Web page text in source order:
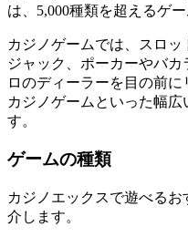
は、5,000種類を超えるゲ
カジノゲームでは、スロ
ジャック、ポーカーやバ
ロのディーラーを目の前
カジノゲームといった幅
す。
ゲームの種類
カジノエックスで遊べる
介します。